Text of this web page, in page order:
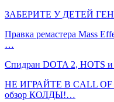
ЗАБЕРИТЕ У ДЕТЕЙ
Правка ремастера Mass
…
Спидран DOTA 2, HOTS
НЕ ИГРАЙТЕ В CALL
обзор КОЛДЫ!…